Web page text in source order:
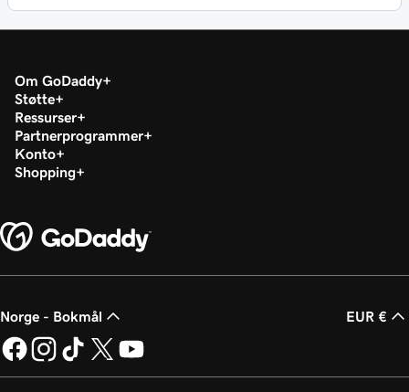
Om GoDaddy
Støtte
Ressurser
Partnerprogrammer
Konto
Shopping
Norge - Bokmål EUR €